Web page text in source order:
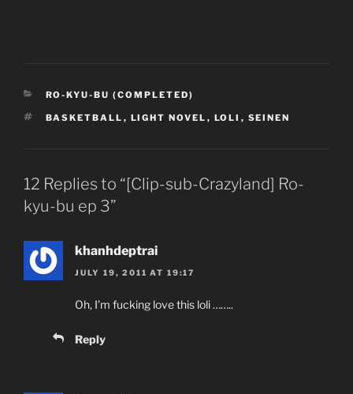
CATEGORIES
RO-KYU-BU (COMPLETED)
TAGS
BASKETBALL , LIGHT NOVEL , LOLI , SEINEN
12 Replies to “[Clip-sub-Crazyland] Ro-
kyu-bu ep 3”
khanhdeptrai
JULY 19, 2011 AT 19:17
Oh, I’m fucking love this loli ……..
Reply